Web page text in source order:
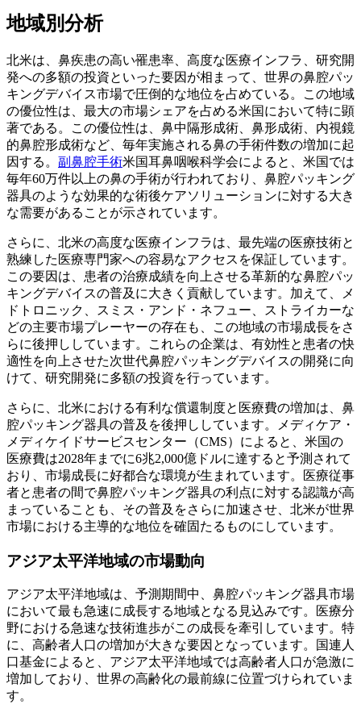
地域別分析
北米は、鼻疾患の高い罹患率、高度な医療インフラ、研究開
発への多額の投資といった要因が相まって、世界の鼻腔パッ
キングデバイス市場で圧倒的な地位を占めている。この地域
の優位性は、最大の市場シェアを占める米国において特に顕
著である。この優位性は、鼻中隔形成術、鼻形成術、内視鏡
的鼻腔形成術など、毎年実施される鼻の手術件数の増加に起
因する。 副鼻腔手術米国耳鼻咽喉科学会によると、米国では
毎年60万件以上の鼻の手術が行われており、鼻腔パッキング
器具のような効果的な術後ケアソリューションに対する大き
な需要があることが示されています。
さらに、北米の高度な医療インフラは、最先端の医療技術と
熟練した医療専門家への容易なアクセスを保証しています。
この要因は、患者の治療成績を向上させる革新的な鼻腔パッ
キングデバイスの普及に大きく貢献しています。加えて、メ
ドトロニック、スミス・アンド・ネフュー、ストライカーな
どの主要市場プレーヤーの存在も、この地域の市場成長をさ
らに後押ししています。これらの企業は、有効性と患者の快
適性を向上させた次世代鼻腔パッキングデバイスの開発に向
けて、研究開発に多額の投資を行っています。
さらに、北米における有利な償還制度と医療費の増加は、鼻
腔パッキング器具の普及を後押ししています。メディケア・
メディケイドサービスセンター（CMS）によると、米国の
医療費は2028年までに6兆2,000億ドルに達すると予測されて
おり、市場成長に好都合な環境が生まれています。医療従事
者と患者の間で鼻腔パッキング器具の利点に対する認識が高
まっていることも、その普及をさらに加速させ、北米が世界
市場における主導的な地位を確固たるものにしています。
アジア太平洋地域の市場動向
アジア太平洋地域は、予測期間中、鼻腔パッキング器具市場
において最も急速に成長する地域となる見込みです。医療分
野における急速な技術進歩がこの成長を牽引しています。特
に、高齢者人口の増加が大きな要因となっています。国連人
口基金によると、アジア太平洋地域では高齢者人口が急激に
増加しており、世界の高齢化の最前線に位置づけられていま
す。